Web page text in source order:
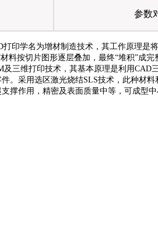
参数
打印学名为增材制造技术，其工作原理是
料按切片图形逐层叠加，最终“堆积”成
及三维打印技术，其基本原理是利用CAD
。采用选区激光烧结SLS技术，此种材料
撑作用，精密及表面质量中等，可成型